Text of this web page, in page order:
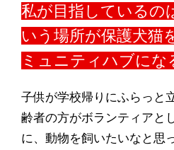
私が目指しているの
いう場所が保護犬猫
ミュニティハブにな
子供が学校帰りにふらっと
齢者の方がボランティアと
に、動物を飼いたいなと思